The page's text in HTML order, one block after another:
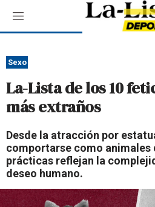
M
e
ú
Sexo
La-Lista de los 10
más extraños
Desde la atracción por
comportarse como animales
prácticas reflejan la
deseo humano.